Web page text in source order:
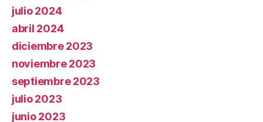
julio 2024
abril 2024
diciembre 2023
noviembre 2023
septiembre 2023
julio 2023
junio 2023